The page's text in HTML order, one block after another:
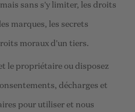
sans s'y limiter, les droits
marques, les secrets
moraux d'un tiers.
le propriétaire ou disposez
décharges et
pour utiliser et nous